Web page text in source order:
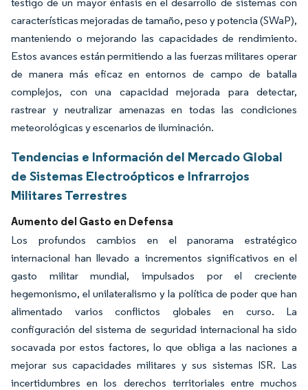
características mejoradas de tamaño, peso y potencia (SWaP),
manteniendo o mejorando las capacidades de rendimiento.
Estos avances están permitiendo a las fuerzas militares operar
de manera más eficaz en entornos de campo de batalla
complejos, con una capacidad mejorada para detectar,
rastrear y neutralizar amenazas en todas las condiciones
meteorológicas y escenarios de iluminación.
Tendencias e Información del Mercado Global
de Sistemas Electroópticos e Infrarrojos
Militares Terrestres
Aumento del Gasto en Defensa
Los profundos cambios en el panorama estratégico
internacional han llevado a incrementos significativos en el
gasto militar mundial, impulsados por el creciente
hegemonismo, el unilateralismo y la política de poder que han
alimentado varios conflictos globales en curso. La
configuración del sistema de seguridad internacional ha sido
socavada por estos factores, lo que obliga a las naciones a
mejorar sus capacidades militares y sus sistemas ISR. Las
incertidumbres en los derechos territoriales entre muchos